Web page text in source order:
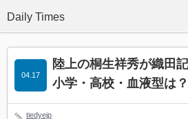
Daily Times
陸上の桐生祥秀が織田
小学・高校・血液型は？
04.17
tiedyejp